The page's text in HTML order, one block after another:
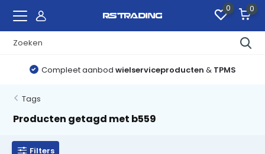
0 0
Compleet aanbod wielserviceproducten & TPMS
Tags
Producten getagd met b559
Filters